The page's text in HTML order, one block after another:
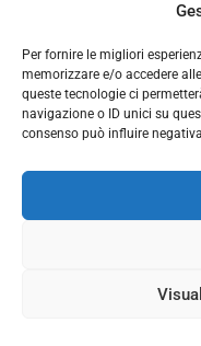
Per fornire le migliori
memorizzare e/o accedere
queste tecnologie ci
navigazione o ID unici su
consenso può influire
Servizi Principali